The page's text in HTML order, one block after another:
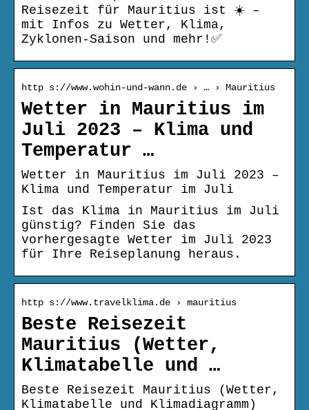
Reisezeit für Mauritius ist ☀️ –
mit Infos zu Wetter, Klima,
Zyklonen-Saison und mehr!✅
http s://www.wohin-und-wann.de › … › Mauritius
Wetter in Mauritius im
Juli 2023 – Klima und
Temperatur …
Wetter in Mauritius im Juli 2023 –
Klima und Temperatur im Juli
Ist das Klima in Mauritius im Juli
günstig? Finden Sie das
vorhergesagte Wetter im Juli 2023
für Ihre Reiseplanung heraus.
http s://www.travelklima.de › mauritius
Beste Reisezeit
Mauritius (Wetter,
Klimatabelle und …
Beste Reisezeit Mauritius (Wetter,
Klimatabelle und Klimadiagramm)